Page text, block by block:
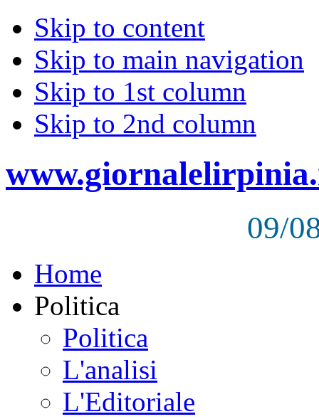
Skip to content
Skip to main navigation
Skip to 1st column
Skip to 2nd column
09/
Home
Politica
Politica
L'analisi
L'Editoriale